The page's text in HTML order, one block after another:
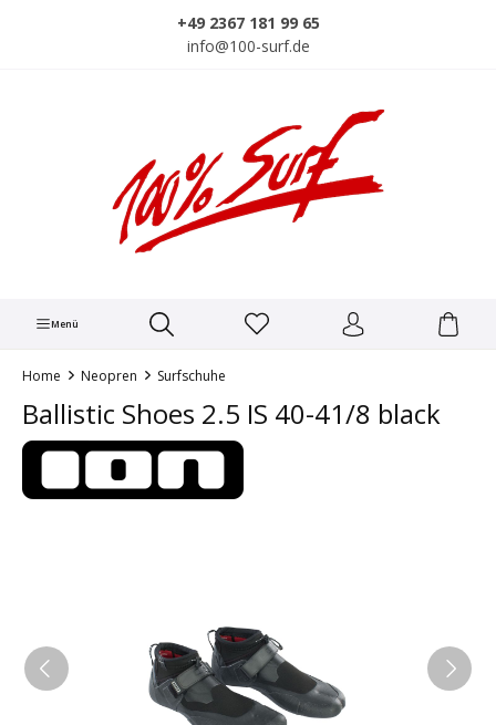
+49 2367 181 99 65
info@100-surf.de
Menü
Home Neopren Surfschuhe
Ballistic Shoes 2.5 IS 40-41/8 black